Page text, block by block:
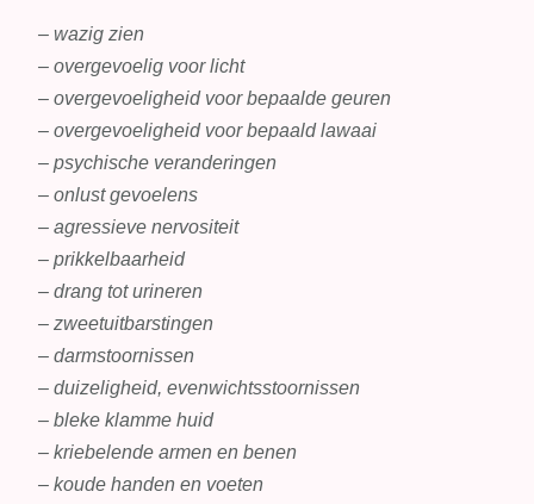
– wazig zien
– overgevoelig voor licht
– overgevoeligheid voor bepaalde geuren
– overgevoeligheid voor bepaald lawaai
– psychische veranderingen
– onlust gevoelens
– agressieve nervositeit
– prikkelbaarheid
– drang tot urineren
– zweetuitbarstingen
– darmstoornissen
– duizeligheid, evenwichtsstoornissen
– bleke klamme huid
– kriebelende armen en benen
– koude handen en voeten